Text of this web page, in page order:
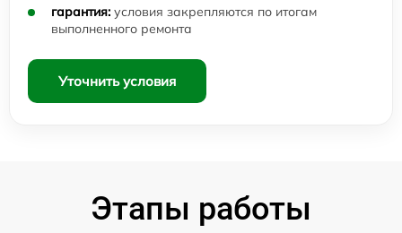
гарантия: условия закрепляются по итогам
выполненного ремонта
Уточнить условия
Этапы работы